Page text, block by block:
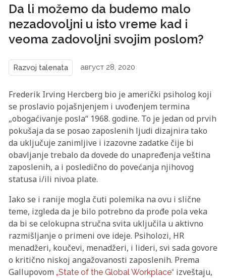
Da li možemo da budemo malo
nezadovoljni u isto vreme kad i
veoma zadovoljni svojim poslom?
Razvoj talenata август 28, 2020
Frederik Irving Hercberg bio je američki psiholog koji
se proslavio pojašnjenjem i uvođenjem termina
„obogaćivanje posla“ 1968. godine. To je jedan od prvih
pokušaja da se posao zaposlenih ljudi dizajnira tako
da uključuje zanimljive i izazovne zadatke čije bi
obavljanje trebalo da dovede do unapređenja veština
zaposlenih, a i posledično do povećanja njihovog
statusa i/ili nivoa plate.
Iako se i ranije mogla čuti polemika na ovu i slične
teme, izgleda da je bilo potrebno da prođe pola veka
da bi se celokupna stručna svita uključila u aktivno
razmišljanje o primeni ove ideje. Psiholozi, HR
menadžeri, koučevi, menadžeri, i lideri, svi sada govore
o kritično niskoj angažovanosti zaposlenih. Prema
Gallupovom „State of the Global Workplace“ izveštaju,